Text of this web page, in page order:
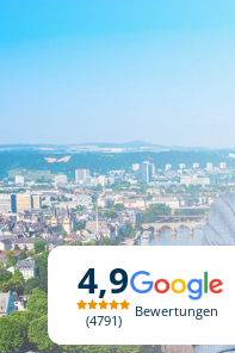
4,9
4791
Bewertungen